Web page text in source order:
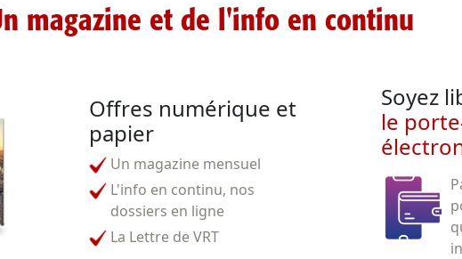
magazine et de l'info en continu
Offres numérique et
papier
Un magazine mensuel
L'info en continu, nos
dossiers en ligne
La Lettre de VRT
Soyez
le